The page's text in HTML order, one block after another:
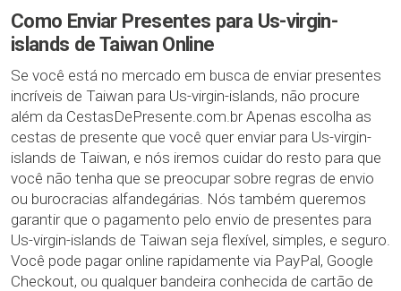
Como Enviar Presentes para Us-virgin-
islands de Taiwan Online
Se você está no mercado em busca de enviar presentes
incríveis de Taiwan para Us-virgin-islands, não procure
além da CestasDePresente.com.br Apenas escolha as
cestas de presente que você quer enviar para Us-virgin-
islands de Taiwan, e nós iremos cuidar do resto para que
você não tenha que se preocupar sobre regras de envio
ou burocracias alfandegárias. Nós também queremos
garantir que o pagamento pelo envio de presentes para
Us-virgin-islands de Taiwan seja flexível, simples, e seguro.
Você pode pagar online rapidamente via PayPal, Google
Checkout, ou qualquer bandeira conhecida de cartão de